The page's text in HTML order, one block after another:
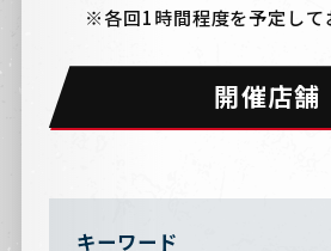
※各回1時間程度を予定して
開催店舗
キーワード